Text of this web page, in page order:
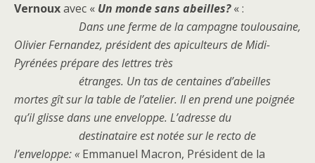
Vernouxavec « Un monde sans abeilles?« :
Dans une ferme de la campagne toulousaine,
Olivier Fernandez, président des apiculteurs de Midi-
Pyrénées prépare des lettres très
étranges. Un tas de centaines d’abeilles
mortes gît sur la table de l’atelier. Il en prend une poignée
qu’il glisse dans une enveloppe. L’adresse du
destinataire est notée sur le recto de
l’enveloppe: « Emmanuel Macron, Président de la